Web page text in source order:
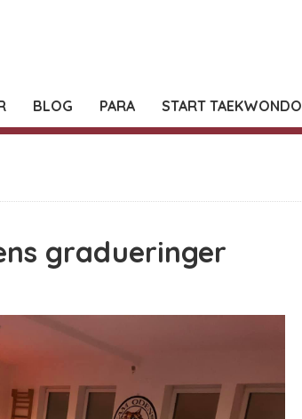
BLOG PARA START TAEKWONDO
gradueringer